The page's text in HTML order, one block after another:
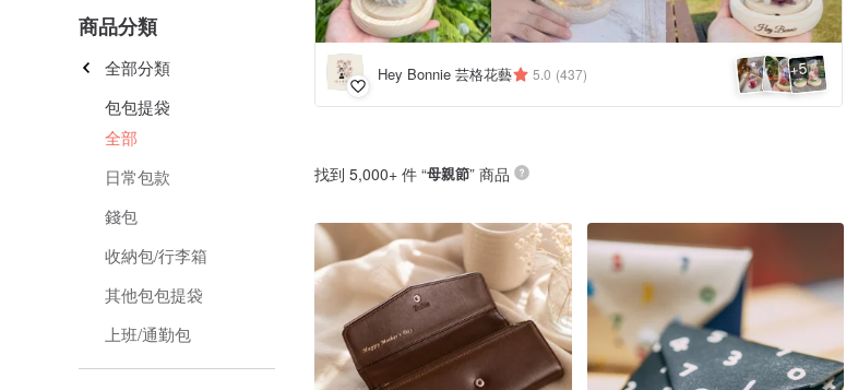
商品分類
全部分類
包包提袋
全部
日常包款
錢包
收納包/行李箱
其他包包提袋
上班/通勤包
Hey Bonnie 芸格花藝 5.0 (437) +5
找到 5,000+ 件 “母親節” 商品